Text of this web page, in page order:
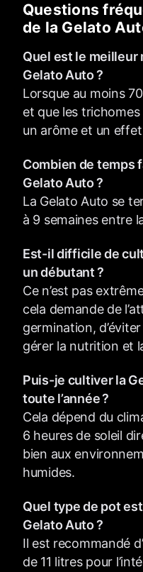
Questions
de la Gelato
Quel est le meilleur
Gelato Auto ?
Lorsque au moins
et que les
un arôme et un
Combien de temps
Gelato Auto ?
La Gelato Auto se
à 9 semaines entre
Est-il difficile de
un débutant ?
Ce n’est pas
cela demande de
germination,
gérer la nutrition et
Puis-je cultiver la
toute l’année ?
Cela dépend du
6 heures de soleil
bien aux
humides.
Quel type de pot
Gelato Auto ?
Il est recommandé
de 11 litres pour